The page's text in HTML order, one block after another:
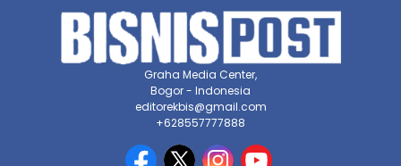
Graha Media Center,
Bogor - Indonesia
editorekbis@gmail.com
+628557777888